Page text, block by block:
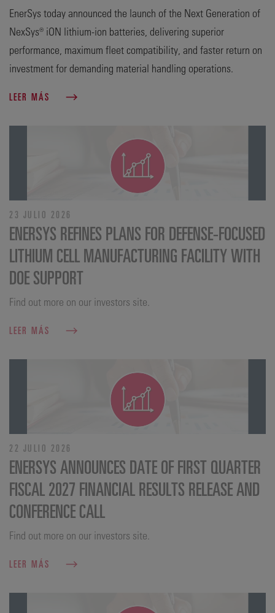
EnerSys today announced the launch of the Next Generation of
NexSys® iON lithium-ion batteries, delivering superior
performance, maximum fleet compatibility, and faster return on
investment for demanding material handling operations.
LEER MÁS
23 JULIO 2026
ENERSYS REFINES PLANS FOR DEFENSE‑FOCUSED
LITHIUM CELL MANUFACTURING FACILITY WITH
DOE SUPPORT
Find out more on our investors site.
LEER MÁS
22 JULIO 2026
ENERSYS ANNOUNCES DATE OF FIRST QUARTER
FISCAL 2027 FINANCIAL RESULTS RELEASE AND
CONFERENCE CALL
Find out more on our investors site.
LEER MÁS